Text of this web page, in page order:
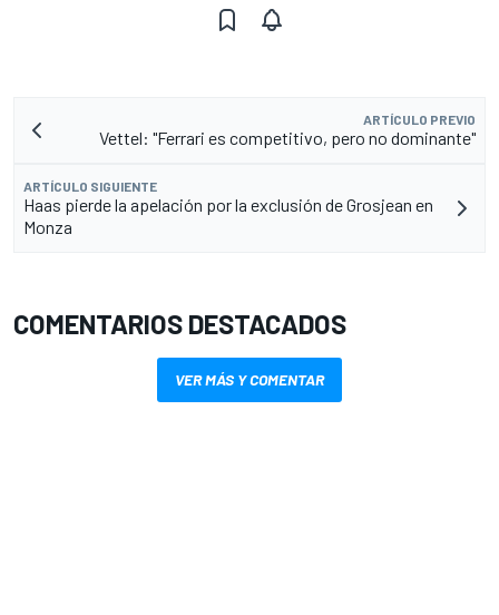
ARTÍCULO PREVIO
Vettel: "Ferrari es competitivo, pero no dominante"
ARTÍCULO SIGUIENTE
Haas pierde la apelación por la exclusión de Grosjean en
Monza
COMENTARIOS DESTACADOS
VER MÁS Y COMENTAR